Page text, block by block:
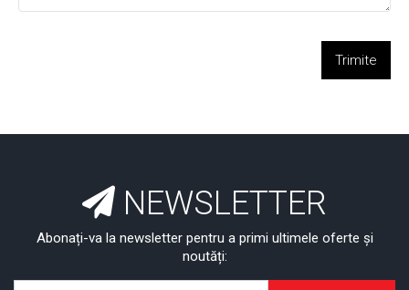
Trimite
NEWSLETTER
Abonați-va la newsletter pentru a primi ultimele oferte și
noutăți: